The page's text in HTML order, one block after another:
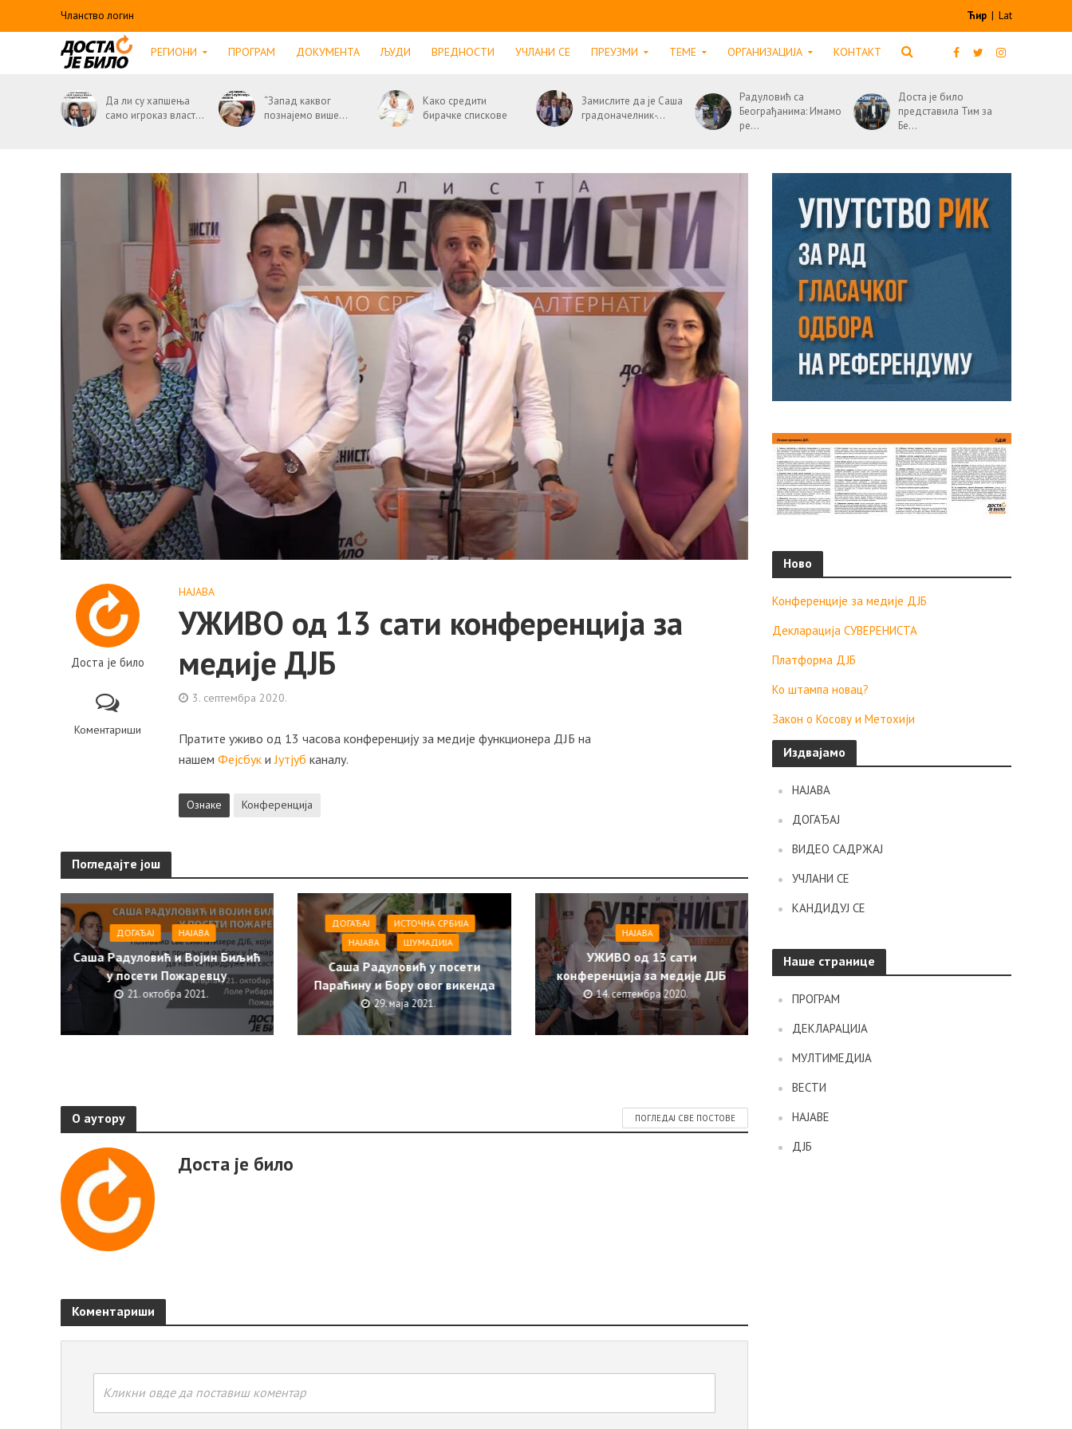
Чланство логин Ћир | Lat
РЕГИОНИ ПРОГРАМ ДОКУМЕНТА ЉУДИ ВРЕДНОСТИ УЧЛАНИ СЕ ПРЕУЗМИ ТЕМЕ ОРГАНИЗАЦИЈА КОНТАКТ
Да ли су хапшења
само игроказ власт...
“Запад каквог
познајемо више...
Како средити
бирачке спискове
Замислите да је Саша
градоначелник-...
Радуловић са
Београђанима: Имамо
ре...
Доста је било
представила Тим за
Бе...
Доста је било
Коментариши
НАЈАВА
УЖИВО од 13 сати конференција за
медије ДЈБ
3. септембра 2020.
Пратите уживо од 13 часова конференцију за медије функционера ДЈБ на
нашемФејсбук иЈутјуб каналу.
Ознаке Конференција
Погледајте још
ДОГАЂАЈ НАЈАВА
Саша Радуловић и Војин Биљић
у посети Пожаревцу
21. октобра 2021.
ДОГАЂАЈ
ИСТОЧНА СРБИЈА
НАЈАВА
ШУМАДИЈА
Саша Радуловић у посети
Параћину и Бору овог викенда
29. маја 2021.
НАЈАВА
УЖИВО од 13 сати
конференција за медије ДЈБ
14. септембра 2020.
О аутору ПОГЛЕДАЈ СВЕ ПОСТОВЕ
Доста је било
Коментариши
Кликни овде да поставиш коментар
Ново
Конференције за медије ДЈБ
Декларација СУВЕРЕНИСТА
Платформа ДЈБ
Ко штампа новац?
Закон о Косову и Метохији
Издвајамо
НАЈАВА
ДОГАЂАЈ
ВИДЕО САДРЖАЈ
УЧЛАНИ СЕ
КАНДИДУЈ СЕ
Наше странице
ПРОГРАМ
ДЕКЛАРАЦИЈА
МУЛТИМЕДИЈА
ВЕСТИ
НАЈАВЕ
ДЈБ